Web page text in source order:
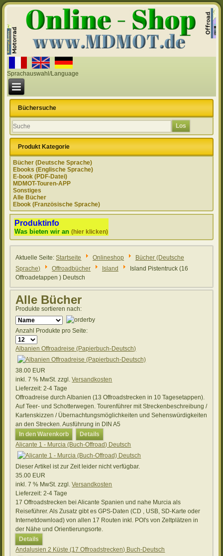
Sprachauswahl/Language
Büchersuche
Produkt Kategorie
Bücher (Deutsche Sprache)
Ebooks (Englische Sprache)
E-book (PDF-Datei)
MDMOT-Touren-APP
Sonstiges
Alle Bücher
Ebook (Französische Sprache)
Produktinfo
Was bieten wir an(hier klicken)
Aktuelle Seite:Startseite Onlineshop
Bücher (Deutsche
Sprache)
Offroadbücher Island
Island Pistentruck (16
Offroadetappen ) Deutsch
Alle Bücher
Produkte sortieren nach:
Anzahl Produkte pro Seite:
Albanien Offroadreise (Papierbuch-Deutsch)
38.00 EUR
inkl. 7 % MwSt. zzgl.Versandkosten
Lieferzeit:2-4 Tage
Offroadreise durch Albanien (13 Offroadstrecken in 10 Tagesetappen).
Auf Teer- und Schotterwegen. Tourenführer mit Streckenbeschreibung /
Kartenskizzen / Übernachtungsmöglichkeiten und Sehenswürdigkeiten
an den Strecken. Ausführung in DIN A5
In den Warenkorb
Details
Alicante 1 - Murcia (Buch-Offroad) Deutsch
Dieser Artikel ist zur Zeit leider nicht verfügbar.
35.00 EUR
inkl. 7 % MwSt. zzgl.Versandkosten
Lieferzeit:2-4 Tage
17 Offroadstrecken bei Alicante Spanien und nahe Murcia als
Reiseführer. Als Zusatz gibt es GPS-Daten (CD , USB, SD-Karte oder
Internetdownload) von allen 17 Routen inkl. POI's von Zeltplätzen in
der Nähe und Orientierungsorte.
Details
Andalusien 2 Küste (17 Offroadstrecken) Buch-Deutsch